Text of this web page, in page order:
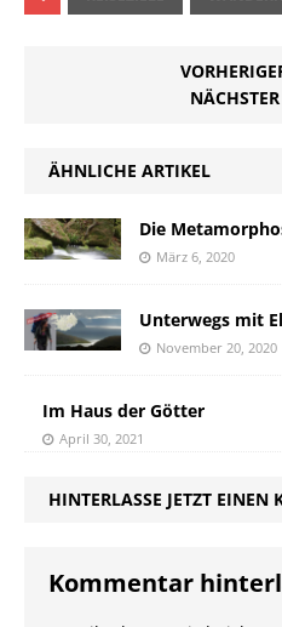
ÄHNLICHE ARTIKEL
Die
März 6, 2020
Unterwegs mit
November 20, 2020
Im Haus der Götter
April 30, 2021
HINTERLASSE JETZT EINEN
Kommentar